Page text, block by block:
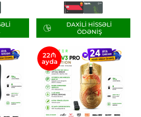
DAXILI HISSƏLI
ÖDƏNIŞ
22₼
ayda